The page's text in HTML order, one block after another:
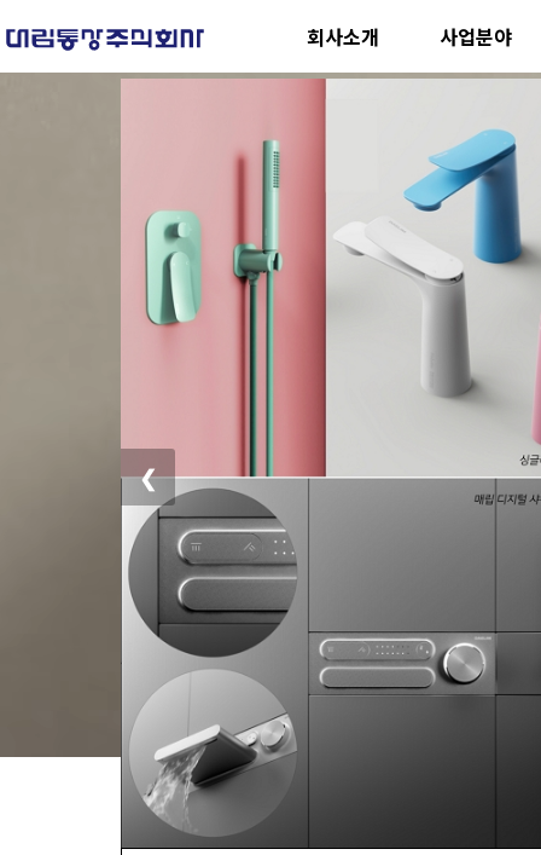
회사소개 사업분야
❮